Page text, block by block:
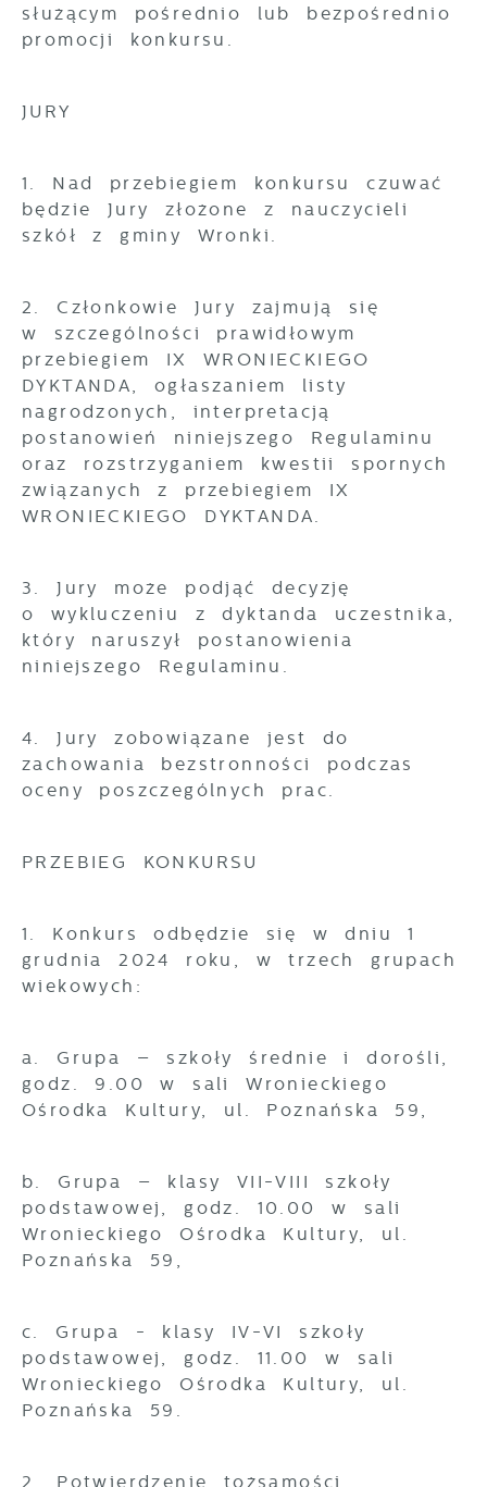
służącym pośrednio lub bezpośrednio
promocji konkursu.
JURY
1. Nad przebiegiem konkursu czuwać
będzie Jury złożone z nauczycieli
szkół z gminy Wronki.
2. Członkowie Jury zajmują się
w szczególności prawidłowym
przebiegiem IX WRONIECKIEGO
DYKTANDA, ogłaszaniem listy
nagrodzonych, interpretacją
postanowień niniejszego Regulaminu
oraz rozstrzyganiem kwestii spornych
związanych z przebiegiem IX
WRONIECKIEGO DYKTANDA.
3. Jury może podjąć decyzję
o wykluczeniu z dyktanda uczestnika,
który naruszył postanowienia
niniejszego Regulaminu.
4. Jury zobowiązane jest do
zachowania bezstronności podczas
oceny poszczególnych prac.
PRZEBIEG KONKURSU
1. Konkurs odbędzie się w dniu 1
grudnia 2024 roku, w trzech grupach
wiekowych:
a. Grupa – szkoły średnie i dorośli,
godz. 9.00 w sali Wronieckiego
Ośrodka Kultury, ul. Poznańska 59,
b. Grupa – klasy VII-VIII szkoły
podstawowej, godz. 10.00 w sali
Wronieckiego Ośrodka Kultury, ul.
Poznańska 59,
c. Grupa - klasy IV-VI szkoły
podstawowej, godz. 11.00 w sali
Wronieckiego Ośrodka Kultury, ul.
Poznańska 59.
2. Potwierdzenie tożsamości